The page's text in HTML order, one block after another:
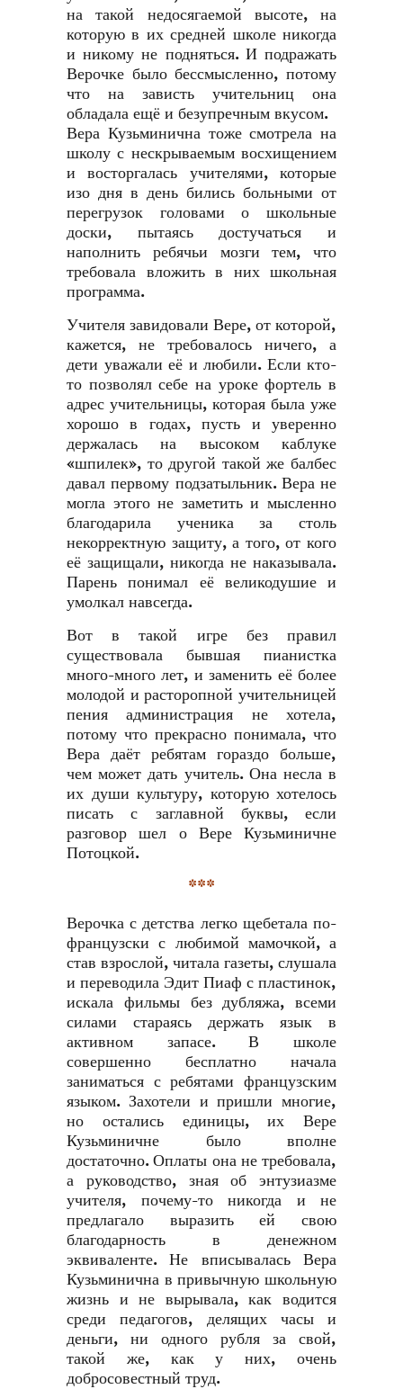
на такой недосягаемой высоте, на
которую в их средней школе никогда
и никому не подняться. И подражать
Верочке было бессмысленно, потому
что на зависть учительниц она
обладала ещё и безупречным вкусом.
Вера Кузьминична тоже смотрела на
школу с нескрываемым восхищением
и восторгалась учителями, которые
изо дня в день бились больными от
перегрузок головами о школьные
доски, пытаясь достучаться и
наполнить ребячьи мозги тем, что
требовала вложить в них школьная
программа.
Учителя завидовали Вере, от которой,
кажется, не требовалось ничего, а
дети уважали её и любили. Если кто-
то позволял себе на уроке фортель в
адрес учительницы, которая была уже
хорошо в годах, пусть и уверенно
держалась на высоком каблуке
«шпилек», то другой такой же балбес
давал первому подзатыльник. Вера не
могла этого не заметить и мысленно
благодарила ученика за столь
некорректную защиту, а того, от кого
её защищали, никогда не наказывала.
Парень понимал её великодушие и
умолкал навсегда.
Вот в такой игре без правил
существовала бывшая пианистка
много-много лет, и заменить её более
молодой и расторопной учительницей
пения администрация не хотела,
потому что прекрасно понимала, что
Вера даёт ребятам гораздо больше,
чем может дать учитель. Она несла в
их души культуру, которую хотелось
писать с заглавной буквы, если
разговор шел о Вере Кузьминичне
Потоцкой.
***
Верочка с детства легко щебетала по-
французски с любимой мамочкой, а
став взрослой, читала газеты, слушала
и переводила Эдит Пиаф с пластинок,
искала фильмы без дубляжа, всеми
силами стараясь держать язык в
активном запасе. В школе
совершенно бесплатно начала
заниматься с ребятами французским
языком. Захотели и пришли многие,
но остались единицы, их Вере
Кузьминичне было вполне
достаточно. Оплаты она не требовала,
а руководство, зная об энтузиазме
учителя, почему-то никогда и не
предлагало выразить ей свою
благодарность в денежном
эквиваленте. Не вписывалась Вера
Кузьминична в привычную школьную
жизнь и не вырывала, как водится
среди педагогов, делящих часы и
деньги, ни одного рубля за свой,
такой же, как у них, очень
добросовестный труд.